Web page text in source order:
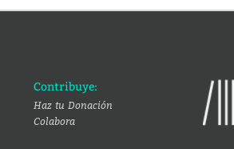
Contribuye:
Haz tu Donación
Colabora